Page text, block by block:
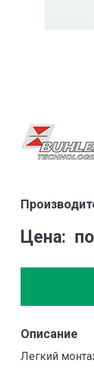
Цена
Описание
Легкий